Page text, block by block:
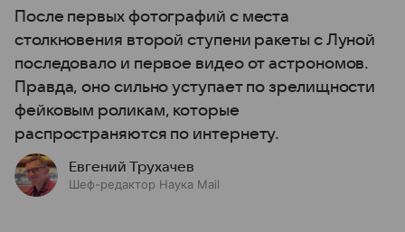
После первых фотографий с места
столкновения второй ступени ракеты с Луной
последовало и первое видео от астрономов.
Правда, оно сильно уступает по зрелищности
фейковым роликам, которые
распространяются по интернету.
Евгений Трухачев
Шеф-редактор Наука Mail